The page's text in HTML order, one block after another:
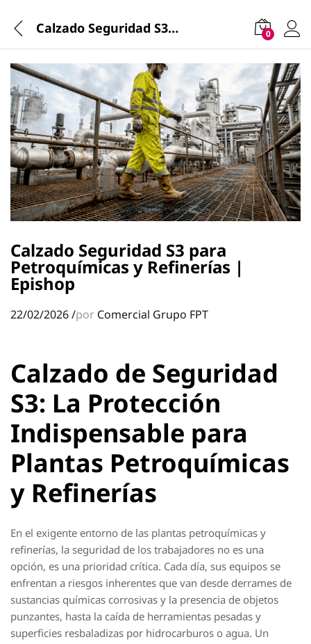
Calzado Seguridad S3 para Petroquímicas y Refinerías | Epishop 0
Calzado Seguridad S3 para
Petroquímicas y Refinerías |
Epishop
22/02/2026/por Comercial Grupo FPT
Calzado de Seguridad
S3: La Protección
Indispensable para
Plantas Petroquímicas
y Refinerías
En el exigente entorno de las plantas petroquímicas y
refinerías, la seguridad de los trabajadores no es una
opción, es una prioridad crítica. Cada día, sus equipos se
enfrentan a riesgos inherentes que van desde derrames de
sustancias químicas corrosivas y la presencia de objetos
punzantes, hasta la caída de herramientas pesadas y
superficies resbaladizas por hidrocarburos o agua. Un